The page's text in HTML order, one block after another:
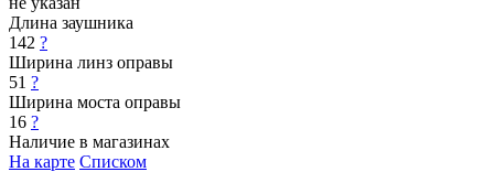
Длина заушника
142 ?
Ширина линз оправы
51 ?
Ширина моста оправы
16 ?
Наличие в магазинах
На карте Списком